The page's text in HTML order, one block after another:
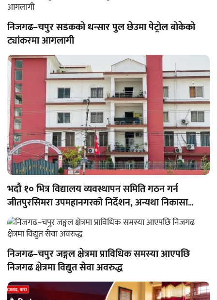
निजगढ–चपुर सडकको धन्सार पुल छेउमा पेट्रोल बोकेको
ट्यांकरमा आगलागी
भदौ १० भित्र विद्यालय व्यवस्थापन समिति गठन गर्न
जीतपुरसिमरा उपमहानगरको निर्देशन, अन्यथा निकासा
रोक्का हुने
निजगढ–चपुर जङ्गल क्षेत्रमा प्राविधिक समस्या आएपछि
निजगढ क्षेत्रमा विद्युत सेवा अवरुद्ध